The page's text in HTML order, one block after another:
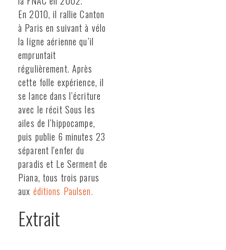
En 2010, il rallie Canton
à Paris en suivant à vélo
la ligne aérienne qu’il
empruntait
régulièrement. Après
cette folle expérience, il
se lance dans l’écriture
avec le récit Sous les
ailes de l’hippocampe,
puis publie 6 minutes 23
séparent l'enfer du
paradis et Le Serment de
Piana, tous trois parus
aux éditions Paulsen.
Extrait